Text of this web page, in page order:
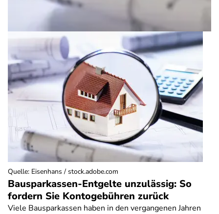
Bausparkassen-Entgelte unzulässig: So
fordern Sie Kontogebühren zurück
Viele Bausparkassen haben in den vergangenen Jahren
Quelle: Eisenhans / stock.adobe.com